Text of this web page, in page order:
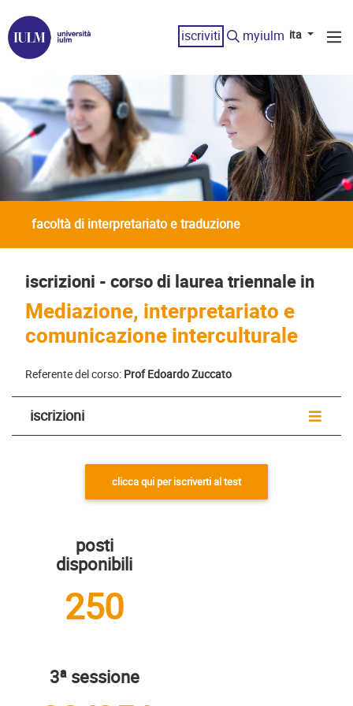
iscriviti myiulm ita
facoltà di interpretariato e traduzione
iscrizioni - corso di laurea triennale in
Mediazione, interpretariato e
comunicazione interculturale
Referente del corso: Prof Edoardo Zuccato
iscrizioni
clicca qui per iscriverti al test
posti
disponibili
250
3ª sessione